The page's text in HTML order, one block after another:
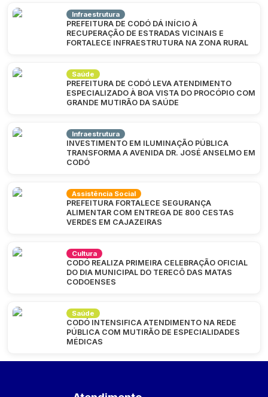
Infraestrutura
PREFEITURA DE CODÓ DÁ INÍCIO À
RECUPERAÇÃO DE ESTRADAS VICINAIS E
FORTALECE INFRAESTRUTURA NA ZONA RURAL
Saúde
PREFEITURA DE CODÓ LEVA ATENDIMENTO
ESPECIALIZADO À BOA VISTA DO PROCÓPIO COM
GRANDE MUTIRÃO DA SAÚDE
Infraestrutura
INVESTIMENTO EM ILUMINAÇÃO PÚBLICA
TRANSFORMA A AVENIDA DR. JOSÉ ANSELMO EM
CODÓ
Assistência Social
PREFEITURA FORTALECE SEGURANÇA
ALIMENTAR COM ENTREGA DE 800 CESTAS
VERDES EM CAJAZEIRAS
Cultura
CODÓ REALIZA PRIMEIRA CELEBRAÇÃO OFICIAL
DO DIA MUNICIPAL DO TERECÔ DAS MATAS
CODOENSES
Saúde
CODÓ INTENSIFICA ATENDIMENTO NA REDE
PÚBLICA COM MUTIRÃO DE ESPECIALIDADES
MÉDICAS